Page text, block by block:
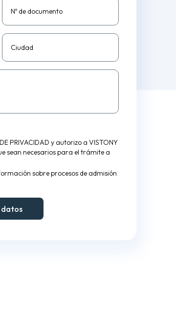
Nº de documento
Ciudad
PRIVACIDAD y autorizo a VISTONY
sean necesarios para el trámite a
sobre procesos de admisión